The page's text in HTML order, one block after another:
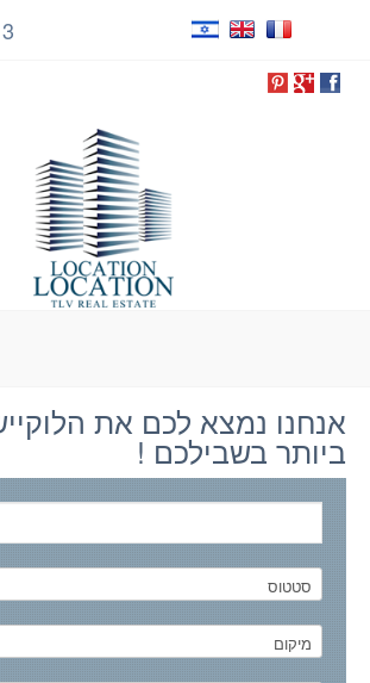
אנחנו נמצא לכם את
ביותר בשבילכם !